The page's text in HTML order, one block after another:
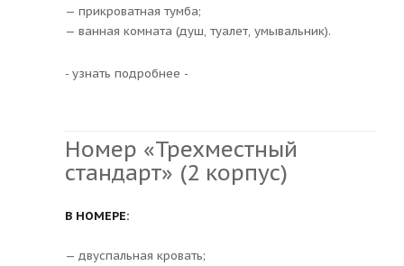
— прикроватная тумба;
— ванная комната (душ, туалет, умывальник).
- узнать подробнее -
Номер «Трехместный
стандарт» (2 корпус)
В НОМЕРЕ:
— двуспальная кровать;